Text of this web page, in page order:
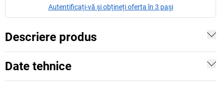
Autentificați-vă și obțineți oferta în 3 pași
Descriere produs
Date tehnice